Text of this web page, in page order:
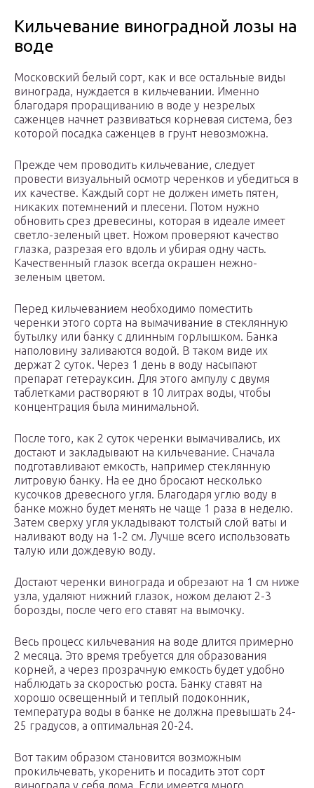
Кильчевание виноградной лозы на
воде
Московский белый сорт, как и все остальные виды
винограда, нуждается в кильчевании. Именно
благодаря проращиванию в воде у незрелых
саженцев начнет развиваться корневая система, без
которой посадка саженцев в грунт невозможна.
Прежде чем проводить кильчевание, следует
провести визуальный осмотр черенков и убедиться в
их качестве. Каждый сорт не должен иметь пятен,
никаких потемнений и плесени. Потом нужно
обновить срез древесины, которая в идеале имеет
светло-зеленый цвет. Ножом проверяют качество
глазка, разрезая его вдоль и убирая одну часть.
Качественный глазок всегда окрашен нежно-
зеленым цветом.
Перед кильчеванием необходимо поместить
черенки этого сорта на вымачивание в стеклянную
бутылку или банку с длинным горлышком. Банка
наполовину заливаются водой. В таком виде их
держат 2 суток. Через 1 день в воду насыпают
препарат гетерауксин. Для этого ампулу с двумя
таблетками растворяют в 10 литрах воды, чтобы
концентрация была минимальной.
После того, как 2 суток черенки вымачивались, их
достают и закладывают на кильчевание. Сначала
подготавливают емкость, например стеклянную
литровую банку. На ее дно бросают несколько
кусочков древесного угля. Благодаря углю воду в
банке можно будет менять не чаще 1 раза в неделю.
Затем сверху угля укладывают толстый слой ваты и
наливают воду на 1-2 см. Лучше всего использовать
талую или дождевую воду.
Достают черенки винограда и обрезают на 1 см ниже
узла, удаляют нижний глазок, ножом делают 2-3
борозды, после чего его ставят на вымочку.
Весь процесс кильчевания на воде длится примерно
2 месяца. Это время требуется для образования
корней, а через прозрачную емкость будет удобно
наблюдать за скоростью роста. Банку ставят на
хорошо освещенный и теплый подоконник,
температура воды в банке не должна превышать 24-
25 градусов, а оптимальная 20-24.
Вот таким образом становится возможным
прокильчевать, укоренить и посадить этот сорт
винограда у себя дома. Если имеется много